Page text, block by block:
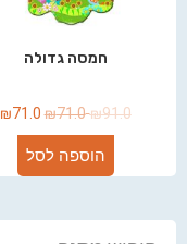
חמסה גדולה
₪91.0
₪71.0
₪71.0
הוספה לסל